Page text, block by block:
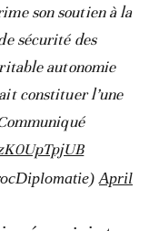
son soutien à la
sécurité des
autonomie
constituer l’une
April